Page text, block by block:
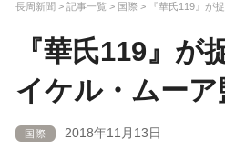
長周新聞 > 記事一覧 > 国際 > 『華氏119』が
『華氏119』
イケル・ムー
国際 2018年11月13日